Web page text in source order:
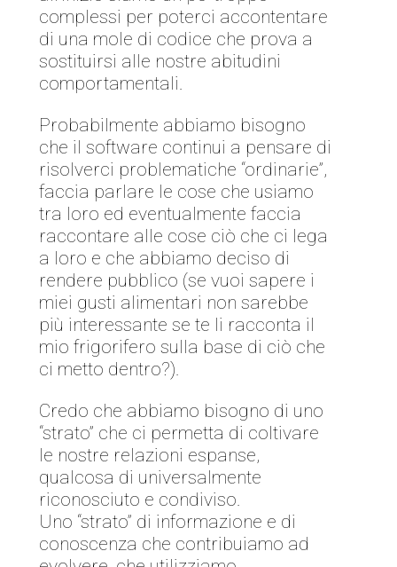
complessi per poterci accontentare
di una mole di codice che prova a
sostituirsi alle nostre abitudini
comportamentali.
Probabilmente abbiamo bisogno
che il software continui a pensare di
risolverci problematiche “ordinarie”,
faccia parlare le cose che usiamo
tra loro ed eventualmente faccia
raccontare alle cose ciò che ci lega
a loro e che abbiamo deciso di
rendere pubblico (se vuoi sapere i
miei gusti alimentari non sarebbe
più interessante se te li racconta il
mio frigorifero sulla base di ciò che
ci metto dentro?).
Credo che abbiamo bisogno di uno
“strato” che ci permetta di coltivare
le nostre relazioni espanse,
qualcosa di universalmente
riconosciuto e condiviso.
Uno “strato” di informazione e di
conoscenza che contribuiamo ad